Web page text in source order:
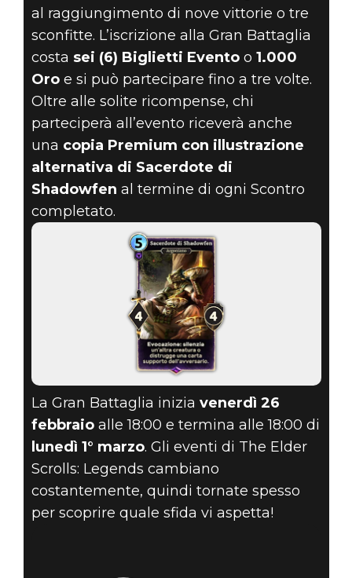
GRAN
BATTAGLIA DEL
26 FEBBRAIO
al raggiungimento di nove vittorie o tre
sconfitte. L’iscrizione alla Gran Battaglia
costa sei (6) Biglietti Eventoo 1.000
Oroe si può partecipare fino a tre volte.
Oltre alle solite ricompense, chi
parteciperà all’evento riceverà anche
una copia Premium con illustrazione
alternativa di Sacerdote di
Shadowfen al termine di ogni Scontro
completato.
La Gran Battaglia inizia venerdì 26
febbraioalle 18:00 e termina alle 18:00 di
lunedì 1° marzo. Gli eventi di The Elder
Scrolls: Legends cambiano
costantemente, quindi tornate spesso
per scoprire quale sfida vi aspetta!